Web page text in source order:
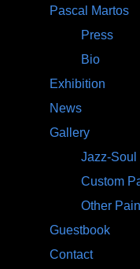
Pascal Martos
Press
Bio
Exhibition
News
Gallery
Jazz-Soul
Custom
Other
Guestbook
Contact